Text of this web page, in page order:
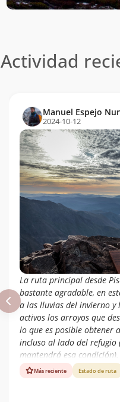
Actividad
Manuel Espejo
2024-10-12
La ruta principal desde
bastante agradable, en
a las lluvias del invierno y
activos los arroyos que
lo que es posible obtener
incluso al lado del refugio
mantendrá esa
la cumbre la ruta es
sencilla. Aún quedan
Más reciente Estado de ruta